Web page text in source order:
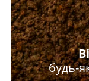
будь-